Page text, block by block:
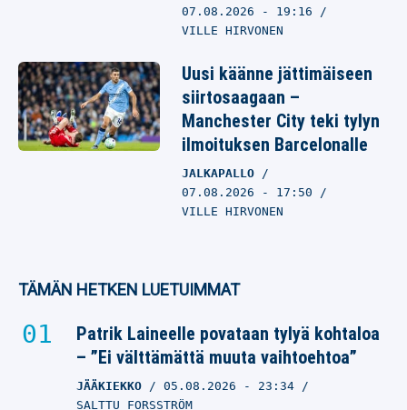
07.08.2026 - 19:16
VILLE HIRVONEN
Uusi käänne jättimäiseen
siirtosaagaan –
Manchester City teki tylyn
ilmoituksen Barcelonalle
JALKAPALLO
07.08.2026 - 17:50
VILLE HIRVONEN
TÄMÄN HETKEN LUETUIMMAT
Patrik Laineelle povataan tylyä kohtaloa
– ”Ei välttämättä muuta vaihtoehtoa”
JÄÄKIEKKO 05.08.2026 - 23:34
SALTTU FORSSTRÖM